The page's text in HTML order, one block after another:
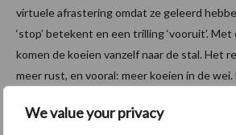
We value your privacy
virtuele afrastering omdat ze geleerd
‘stop’ betekent en een trilling ‘vooruit’.
komen de koeien vanzelf naar de stal. Het
meer rust, en vooral: meer koeien in de